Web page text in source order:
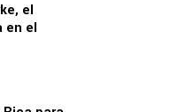
el
en el